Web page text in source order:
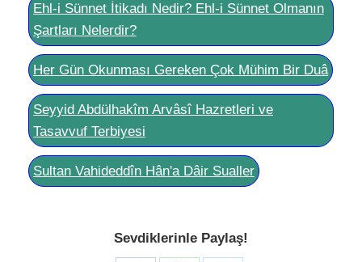
Ehl-i Sünnet İtikadı Nedir? Ehl-i Sünnet Olmanın
Şartları Nelerdir?
Her Gün Okunması Gereken Çok Mühim Bir Duâ
Seyyid Abdülhakîm Arvâsî Hazretleri ve
Tasavvuf Terbiyesi
Sultan Vahideddîn Hân'a Dâir Sualler
Sevdiklerinle Paylaş!